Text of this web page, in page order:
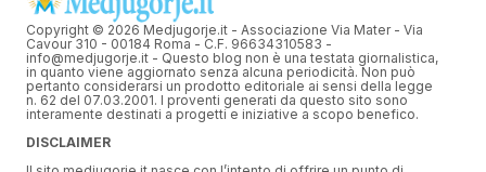
Copyright © 2026 Medjugorje.it - Associazione Via Mater - Via
Cavour 310 - 00184 Roma - C.F. 96634310583 -
info@medjugorje.it - Questo blog non è una testata giornalistica,
in quanto viene aggiornato senza alcuna periodicità. Non può
pertanto considerarsi un prodotto editoriale ai sensi della legge
n. 62 del 07.03.2001. I proventi generati da questo sito sono
interamente destinati a progetti e iniziative a scopo benefico.
DISCLAIMER